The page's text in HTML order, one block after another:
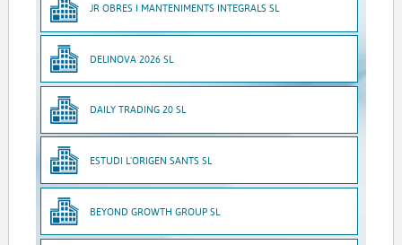
JR OBRES I MANTENIMENTS INTEGRALS SL
DELINOVA 2026 SL
DAILY TRADING 20 SL
ESTUDI L'ORIGEN SANTS SL
BEYOND GROWTH GROUP SL